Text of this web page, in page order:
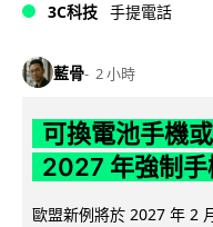
3C科技 手提電話
藍骨 2 小時
可換電池手機
2027 年強制
歐盟新例將於 2027 年 2